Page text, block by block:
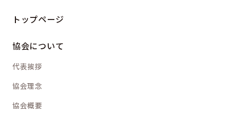
トップページ
協会について
代表挨拶
協会理念
協会概要